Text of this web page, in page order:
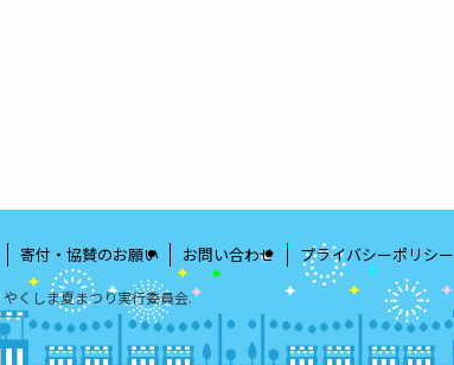
寄付・協賛のお願い お問い合わせ プライバシーポリシー
やくしま夏まつり実行委員会.